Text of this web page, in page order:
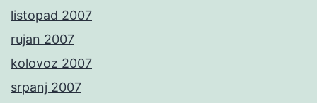
listopad 2007
rujan 2007
kolovoz 2007
srpanj 2007